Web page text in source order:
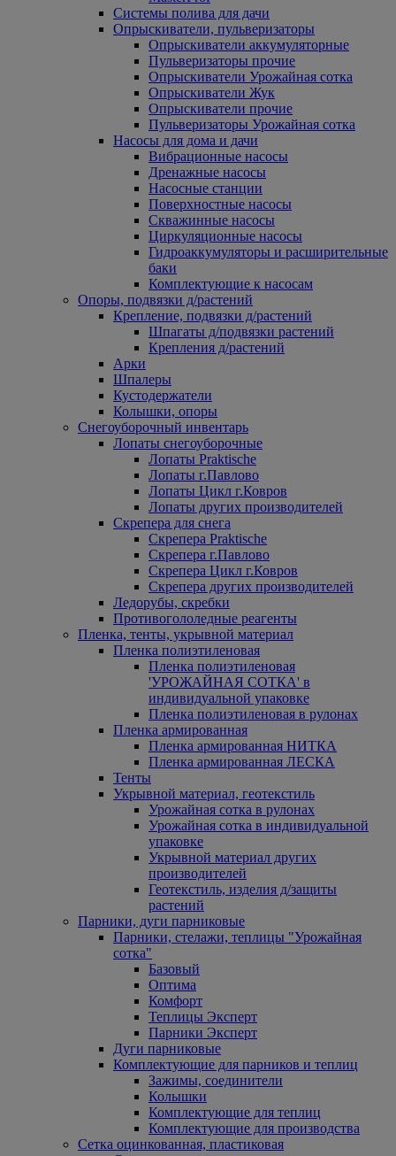
Системы полива для дачи
Опрыскиватели, пульверизаторы
Опрыскиватели аккумуляторные
Пульверизаторы прочие
Опрыскиватели Урожайная сотка
Опрыскиватели Жук
Опрыскиватели прочие
Пульверизаторы Урожайная сотка
Насосы для дома и дачи
Вибрационные насосы
Дренажные насосы
Насосные станции
Поверхностные насосы
Скважинные насосы
Циркуляционные насосы
Гидроаккумуляторы и расширительные
баки
Комплектующие к насосам
Опоры, подвязки д/растений
Крепление, подвязки д/растений
Шпагаты д/подвязки растений
Крепления д/растений
Арки
Шпалеры
Кустодержатели
Колышки, опоры
Снегоуборочный инвентарь
Лопаты снегоуборочные
Лопаты Praktische
Лопаты г.Павлово
Лопаты Цикл г.Ковров
Лопаты других производителей
Скрепера для снега
Скрепера Praktische
Скрепера г.Павлово
Скрепера Цикл г.Ковров
Скрепера других производителей
Ледорубы, скребки
Противогололедные реагенты
Пленка, тенты, укрывной материал
Пленка полиэтиленовая
Пленка полиэтиленовая
'УРОЖАЙНАЯ СОТКА' в
индивидуальной упаковке
Пленка полиэтиленовая в рулонах
Пленка армированная
Пленка армированная НИТКА
Пленка армированная ЛЕСКА
Тенты
Укрывной материал, геотекстиль
Урожайная сотка в рулонах
Урожайная сотка в индивидуальной
упаковке
Укрывной материал других
производителей
Геотекстиль, изделия д/защиты
растений
Парники, дуги парниковые
Парники, стелажи, теплицы "Урожайная
сотка"
Базовый
Оптима
Комфорт
Теплицы Эксперт
Парники Эксперт
Дуги парниковые
Комплектующие для парников и теплиц
Зажимы, соединители
Колышки
Комплектующие для теплиц
Комплектующие для производства
Сетка оцинкованная, пластиковая